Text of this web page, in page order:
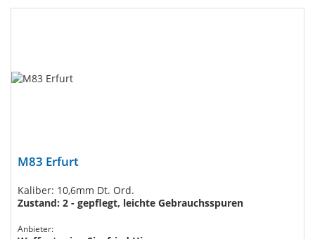
M83 Erfurt
Kaliber: 10,6mm Dt. Ord.
Zustand: 2 - gepflegt, leichte Gebrauchsspuren
Anbieter: